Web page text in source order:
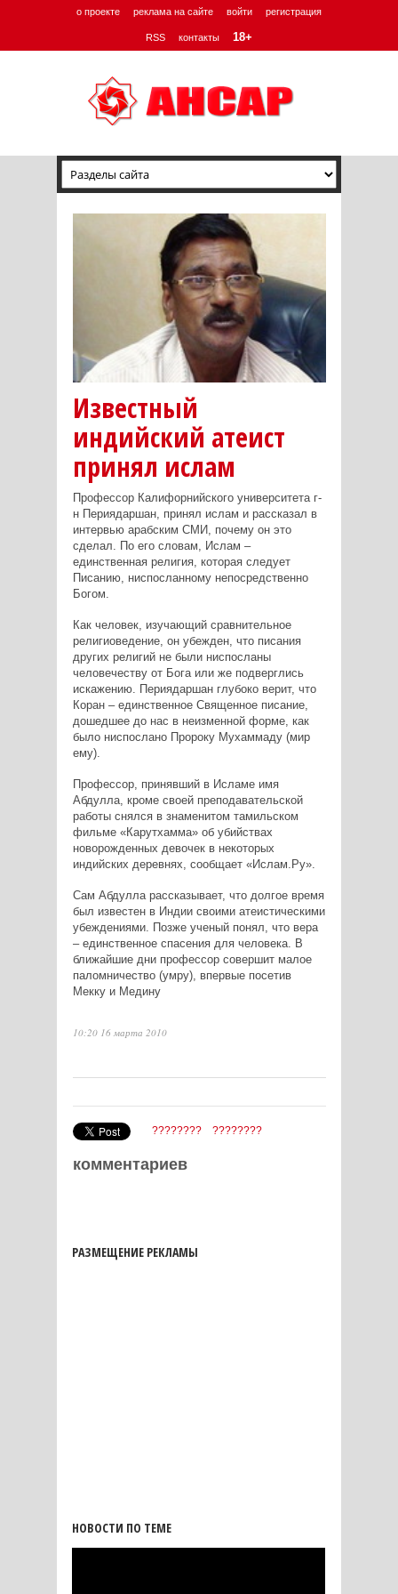
о проекте реклама на сайте войти регистрация
RSS контакты 18+
Известный
индийский атеист
принял ислам
Профессор Калифорнийского университета г-
н Периядаршан, принял ислам и рассказал в
интервью арабским СМИ, почему он это
сделал. По его словам, Ислам –
единственная религия, которая следует
Писанию, ниспосланному непосредственно
Богом.
Как человек, изучающий сравнительное
религиоведение, он убежден, что писания
других религий не были ниспосланы
человечеству от Бога или же подверглись
искажению. Периядаршан глубоко верит, что
Коран – единственное Священное писание,
дошедшее до нас в неизменной форме, как
было ниспослано Пророку Мухаммаду (мир
ему).
Профессор, принявший в Исламе имя
Абдулла, кроме своей преподавательской
работы снялся в знаменитом тамильском
фильме «Карутхамма» об убийствах
новорожденных девочек в некоторых
индийских деревнях, сообщает «Ислам.Ру».
Сам Абдулла рассказывает, что долгое время
был известен в Индии своими атеистическими
убеждениями. Позже ученый понял, что вера
– единственное спасения для человека. В
ближайшие дни профессор совершит малое
паломничество (умру), впервые посетив
Мекку и Медину
10:20 16 марта 2010
???????? ????????
комментариев
РАЗМЕЩЕНИЕ РЕКЛАМЫ
НОВОСТИ ПО ТЕМЕ